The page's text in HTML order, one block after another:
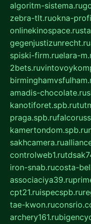
algoritm-sistema.ru
zebra-tlt.ruokna-
onlinekinospace.ru
gegenjustizunrecht.ru
spiski-firm.ruelara-
2bets.ru
amadis-chocolate.ru
kanotiforet.spb.ru
praga.spb.ru
kamertondom.spb.ru
sakhcamera.ru
controlweb1.ru
iron-snab.rucosta-
associaciya39.ru
cpt21.ruispecspb.ru
tae-kwon.ru
archery161.ru